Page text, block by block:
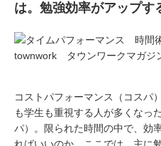
は。勉強効率がアップす
コストパフォーマンス（コスパ
も学生も重視する人が多くなっ
パ）。限られた時間の中で、効